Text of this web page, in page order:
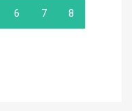
6 7 8